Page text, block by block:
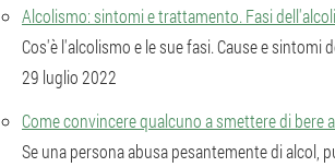
Alcolismo: sintomi e trattamento. Fasi
Cos'è l'alcolismo e le sue fasi. Cause e
29 luglio 2022
Come convincere qualcuno a smettere di bere
Se una persona abusa pesantemente di alcol,